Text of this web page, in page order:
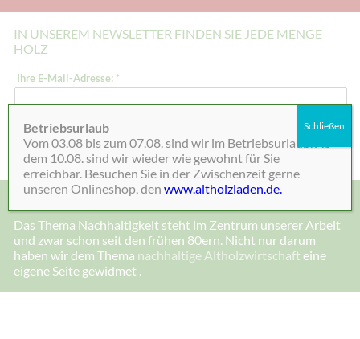
IN UNSEREM NEWSLETTER FINDEN SIE JEDE MENGE
HOLZ
-
a
s
e
I
h
r
Ihre E-Mail-Adresse: *
Absenden
Das Thema Nachhaltigkeit steht im Zentrum unserer Arbeit
und zwar schon seit den frühen 80ern. Nicht nur darum
haben wir dem Thema nachhaltige Altholzwirtschaft eine
eigene Seite gewidmet .
Betriebsurlaub
Vom 03.08 bis zum 07.08. sind wir im Betriebsurlaub. Ab
dem 10.08. sind wir wieder wie gewohnt für Sie
erreichbar. Besuchen Sie in der Zwischenzeit gerne
unseren Onlineshop, denwww.altholzladen.de.
Schließen